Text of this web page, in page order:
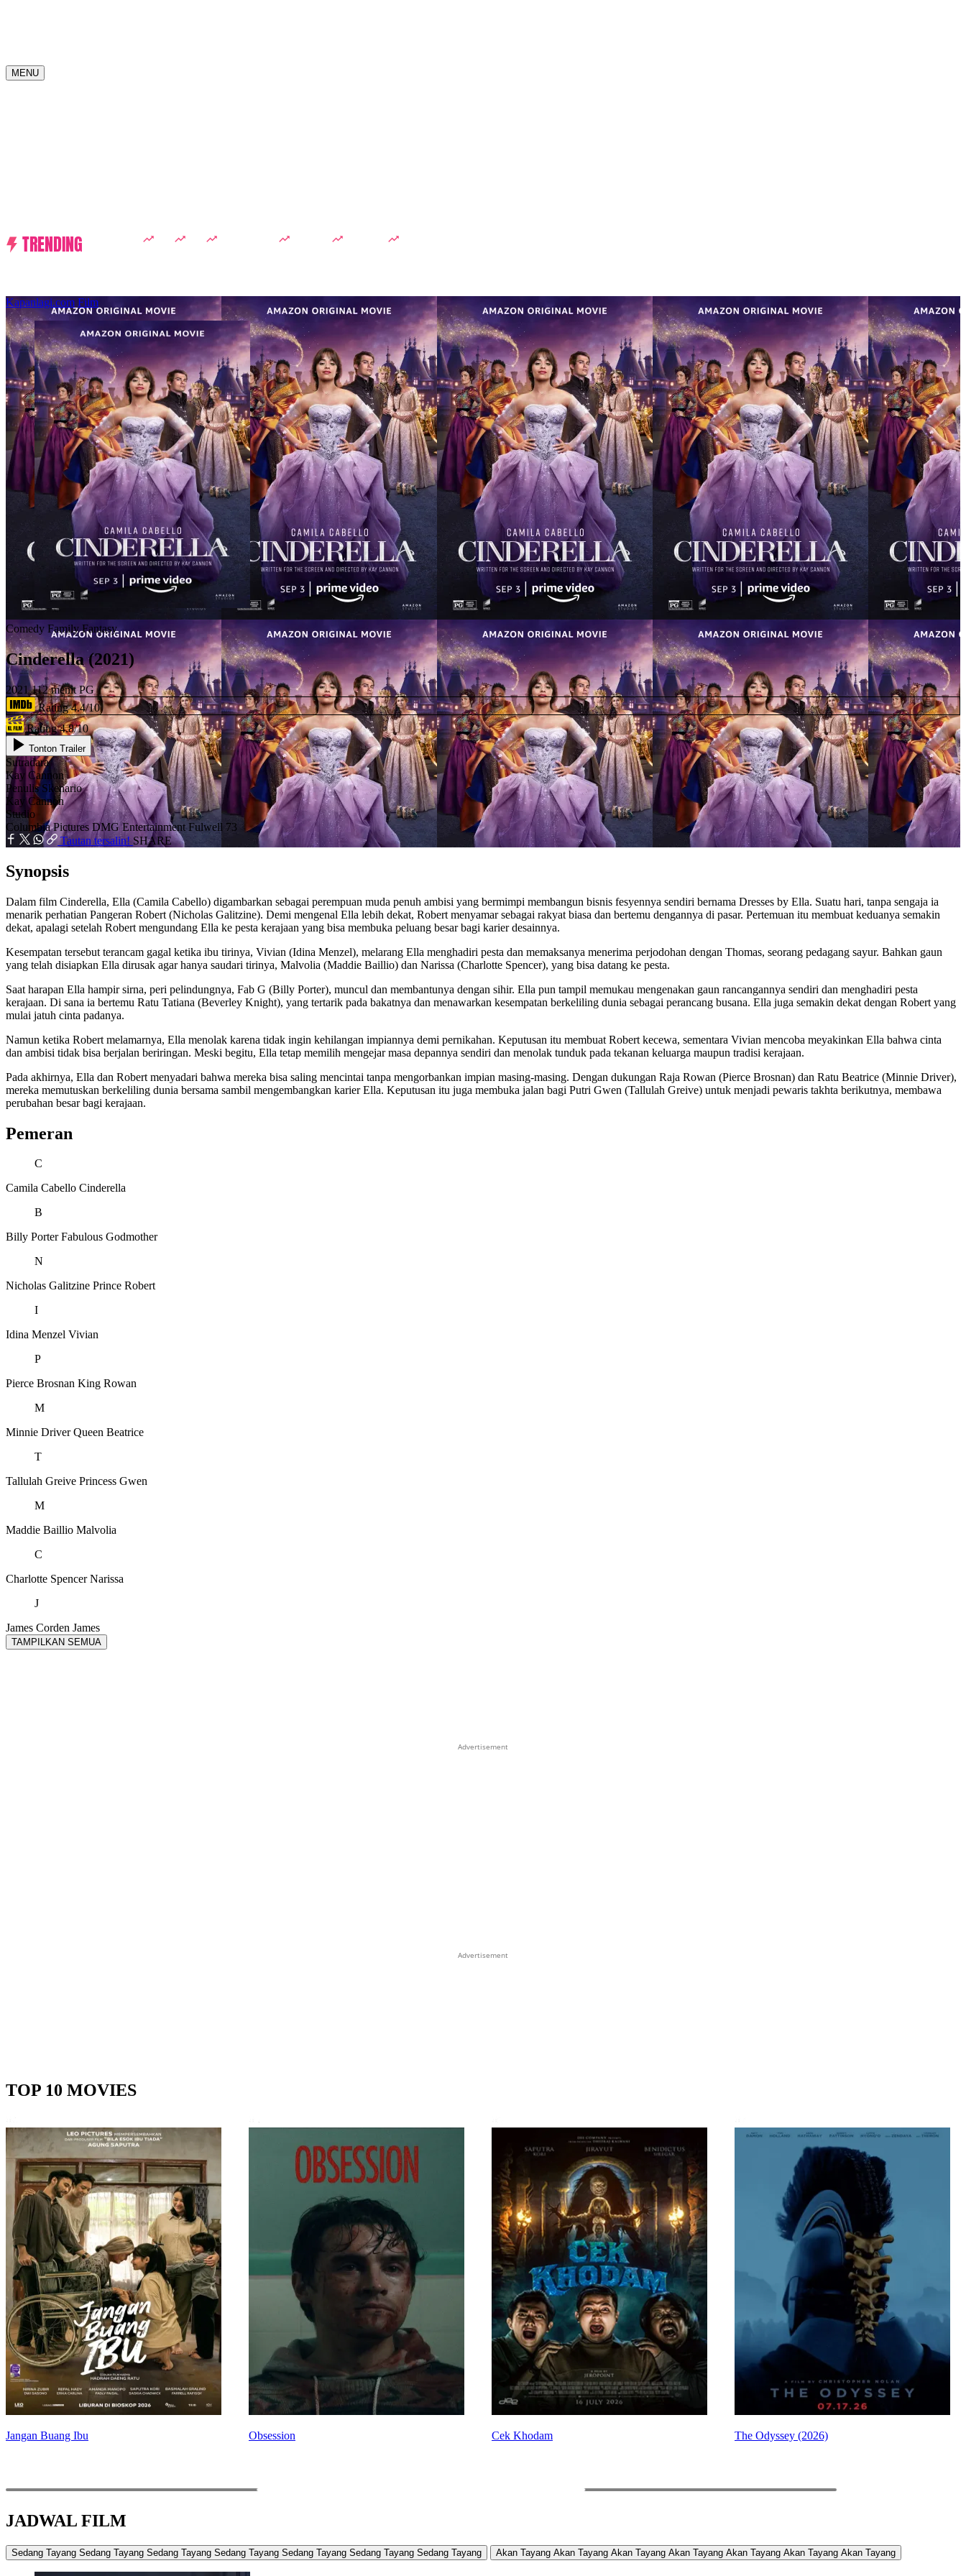
MENU
TRENDING
Kapanlagi.com Film
Comedy Family Fantasy
Cinderella (2021)
2021 112 menit PG
Rating 4.4/10
Rating 4.8/10
Tonton Trailer
Sutradara
Kay Cannon
Penulis Skenario
Kay Cannon
Studio
Columbia Pictures DMG Entertainment Fulwell 73
Tautan tersalin! SHARE
Synopsis
Dalam film Cinderella, Ella (Camila Cabello) digambarkan sebagai perempuan muda penuh ambisi yang bermimpi membangun bisnis fesyennya sendiri bernama Dresses by Ella. Suatu hari, tanpa sengaja ia
menarik perhatian Pangeran Robert (Nicholas Galitzine). Demi mengenal Ella lebih dekat, Robert menyamar sebagai rakyat biasa dan bertemu dengannya di pasar. Pertemuan itu membuat keduanya semakin
dekat, apalagi setelah Robert mengundang Ella ke pesta kerajaan yang bisa membuka peluang besar bagi karier desainnya.
Kesempatan tersebut terancam gagal ketika ibu tirinya, Vivian (Idina Menzel), melarang Ella menghadiri pesta dan memaksanya menerima perjodohan dengan Thomas, seorang pedagang sayur. Bahkan gaun
yang telah disiapkan Ella dirusak agar hanya saudari tirinya, Malvolia (Maddie Baillio) dan Narissa (Charlotte Spencer), yang bisa datang ke pesta.
Saat harapan Ella hampir sirna, peri pelindungnya, Fab G (Billy Porter), muncul dan membantunya dengan sihir. Ella pun tampil memukau mengenakan gaun rancangannya sendiri dan menghadiri pesta
kerajaan. Di sana ia bertemu Ratu Tatiana (Beverley Knight), yang tertarik pada bakatnya dan menawarkan kesempatan berkeliling dunia sebagai perancang busana. Ella juga semakin dekat dengan Robert yang
mulai jatuh cinta padanya.
Namun ketika Robert melamarnya, Ella menolak karena tidak ingin kehilangan impiannya demi pernikahan. Keputusan itu membuat Robert kecewa, sementara Vivian mencoba meyakinkan Ella bahwa cinta
dan ambisi tidak bisa berjalan beriringan. Meski begitu, Ella tetap memilih mengejar masa depannya sendiri dan menolak tunduk pada tekanan keluarga maupun tradisi kerajaan.
Pada akhirnya, Ella dan Robert menyadari bahwa mereka bisa saling mencintai tanpa mengorbankan impian masing-masing. Dengan dukungan Raja Rowan (Pierce Brosnan) dan Ratu Beatrice (Minnie Driver),
mereka memutuskan berkeliling dunia bersama sambil mengembangkan karier Ella. Keputusan itu juga membuka jalan bagi Putri Gwen (Tallulah Greive) untuk menjadi pewaris takhta berikutnya, membawa
perubahan besar bagi kerajaan.
Pemeran
C
Camila Cabello Cinderella
B
Billy PorterFabulous Godmother
N
Nicholas Galitzine Prince Robert
I
Idina Menzel Vivian
P
Pierce Brosnan King Rowan
M
Minnie DriverQueen Beatrice
T
Tallulah Greive Princess Gwen
M
Maddie Baillio Malvolia
C
Charlotte SpencerNarissa
J
James Corden James
TAMPILKAN SEMUA
Advertisement
Advertisement
TOP 10 MOVIES
Jangan Buang Ibu Obsession Cek Khodam The Odyssey (2026)
JADWAL FILM
Sedang Tayang Sedang Tayang Sedang Tayang Sedang Tayang Sedang Tayang Sedang Tayang Sedang Tayang Akan Tayang Akan Tayang Akan Tayang Akan Tayang Akan Tayang Akan Tayang Akan Tayang